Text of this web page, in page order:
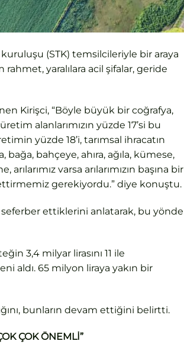
(STK) temsilcileriyle bir araya
yaralılara acil şifalar, geride
Kirişci, “Böyle büyük bir coğrafya,
alanlarımızın yüzde 17’si bu
yüzde 18’i, tarımsal ihracatın
bahçeye, ahıra, ağıla, kümese,
varsa arılarımızın başına bir
gerekiyordu.” diye konuştu.
seferber ettiklerini anlatarak, bu yönde
3,4 milyar lirasını 11 ile
aldı. 65 milyon liraya yakın bir
bunların devam ettiğini belirtti.
ÇOK ÖNEMLİ”